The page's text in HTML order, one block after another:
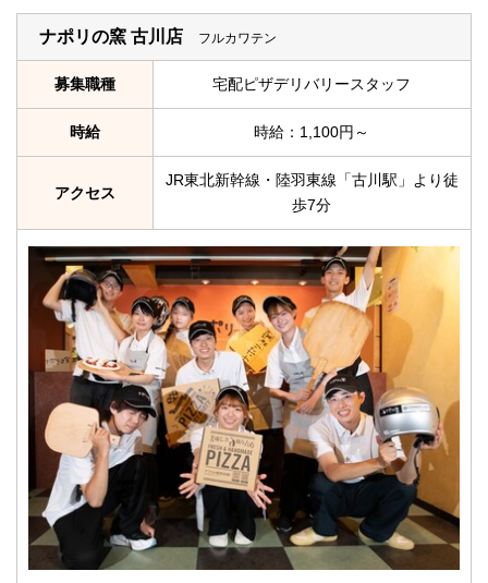
ナポリの窯 古川店 フルカワテン
募集職種 宅配ピザデリバリースタッフ
時給 時給：1,100円～
アクセス
JR東北新幹線・陸羽東線「古川駅」より徒
歩7分